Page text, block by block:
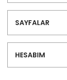
SAYFALAR
HESABIM